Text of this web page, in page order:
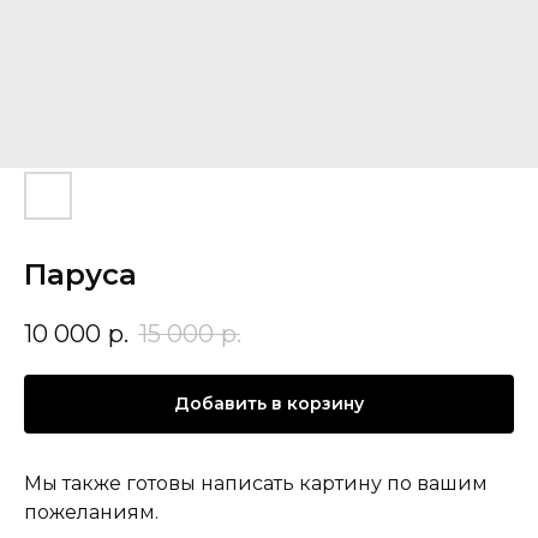
Паруса
10 000 р. 15 000 р.
Добавить в корзину
Мы также готовы написать картину по вашим
пожеланиям.